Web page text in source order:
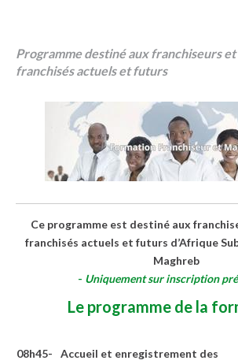
Programme destiné aux franchiseurs
franchisés actuels et futurs
Ce programme est destiné aux
franchisés actuels et futurs d’Afrique
Maghreb
- Uniquement sur inscription
Le programme de la
08h45-
Accueil et enregistrement des